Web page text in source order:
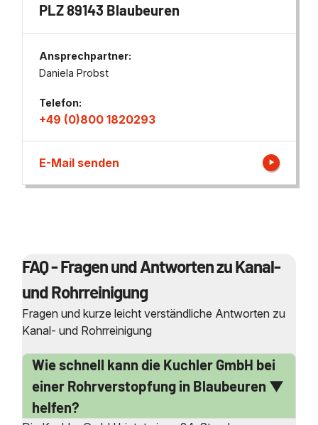
PLZ 89143 Blaubeuren
Ansprechpartner:
Daniela Probst
Telefon:
+49 (0)800 1820293
E-Mail senden
FAQ - Fragen und Antworten zu Kanal-
und Rohrreinigung
Fragen und kurze leicht verständliche Antworten zu
Kanal- und Rohrreinigung
Wie schnell kann die Kuchler GmbH bei
einer Rohrverstopfung in Blaubeuren
helfen?